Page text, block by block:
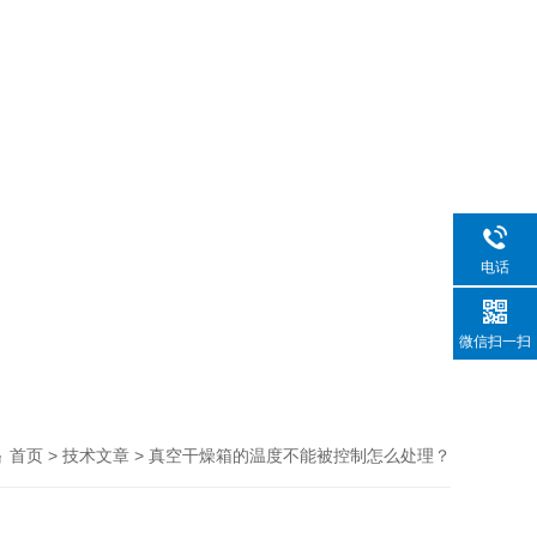
首页 > 技术文章 > 真空干燥箱的温度不能被控制怎么处理？
电话
微信扫一扫